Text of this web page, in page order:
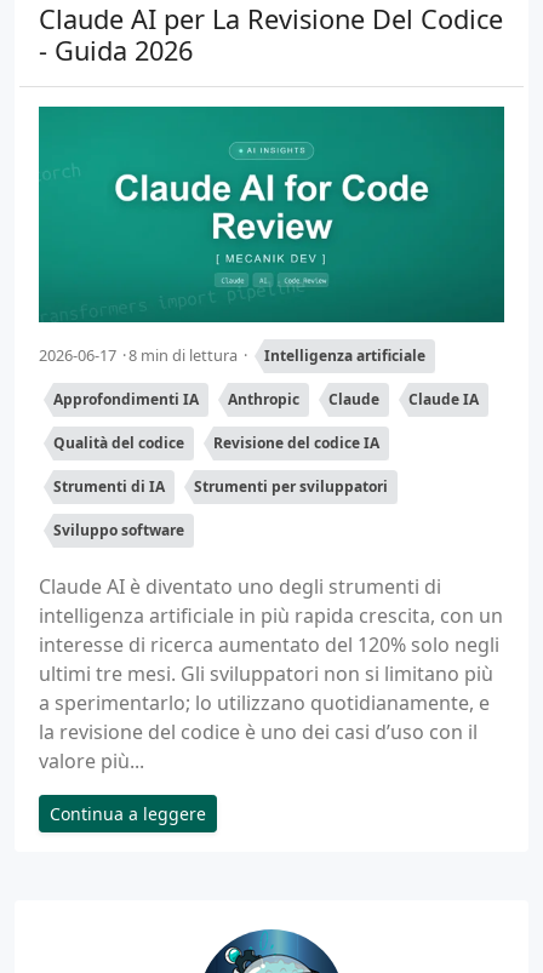
Claude AI per La Revisione Del Codice
- Guida 2026
2026-06-17 8 min di lettura Intelligenza artificiale
Approfondimenti IA Anthropic Claude Claude IA
Qualità del codice Revisione del codice IA
Strumenti di IA Strumenti per sviluppatori
Sviluppo software
Claude AI è diventato uno degli strumenti di
intelligenza artificiale in più rapida crescita, con un
interesse di ricerca aumentato del 120% solo negli
ultimi tre mesi. Gli sviluppatori non si limitano più
a sperimentarlo; lo utilizzano quotidianamente, e
la revisione del codice è uno dei casi d’uso con il
valore più...
Continua a leggere